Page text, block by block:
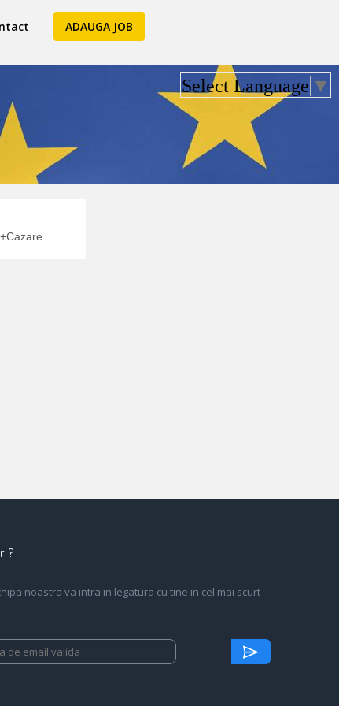
ADAUGA JOB
Select Language ▼
?
noastra va intra in legatura cu tine in cel mai scurt